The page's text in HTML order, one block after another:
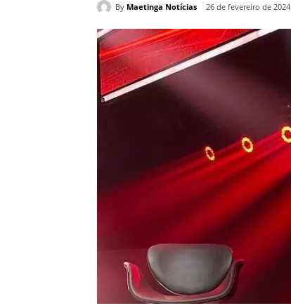
By Maetinga Notícias 26 de fevereiro de 2024